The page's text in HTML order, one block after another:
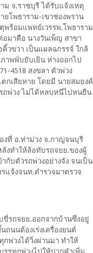
ม จ.ราชบุรี ได้รับแจ้งเหตุ
ยโพธาราม-เขาช่องพราน
พร้อมแพทย์เวรรพ.โพธาราม
อมาคือ นางวันเพ็ญ สาขา
วขวา เป็นแผลฉกรรจ์ ใกล้
าพพับยับเยิน ห่างออกไป
4518 สงขลา ตัวพ่วง
กเสียหาย โดยมี นายสมยงค์
ถพ่วง ไม่ได้หลบหนีไปหนยืน
งที่ อ.ท่าม่วง จ.กาญจนบุรี
งทำให้ล้อทับรถจยย.ของผู้
กับตัวรถพ่วงอย่างจัง จนเป็น
แจ้งจนท.ตำรวจมาตรวจ
ขี่รถจยย.ออกจากบ้านซึ่งอยู่
นนต้องเร่งเครื่องยนต์
กพ่วงได้วิ่งผ่านมา ทำให้